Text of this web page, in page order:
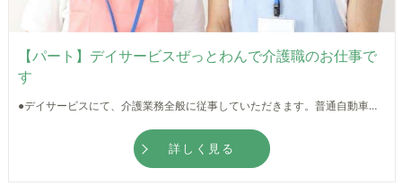
【パート】デイサービスぜっとわんで介護職のお仕事で
す
●デイサービスにて、介護業務全般に従事していただきます。普通自動車運転免許をお持ちの方歓迎です！ ●マイカー通勤可能！天候に左右されず通勤できるのは嬉しいですね★ ●先輩スタッフが丁寧に指導してくださるので、無資格・未経験の方も安心して働ける環境が整っています◎
詳しく見る